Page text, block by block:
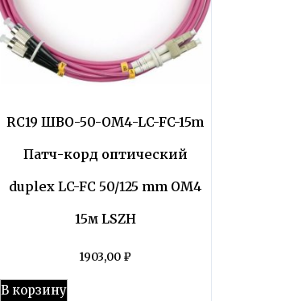
RC19 ШВО-50-OM4-LC-FC-15m
Патч-корд оптический
duplex LC-FC 50/125 mm OM4
15м LSZH
1903,00 ₽
В корзину